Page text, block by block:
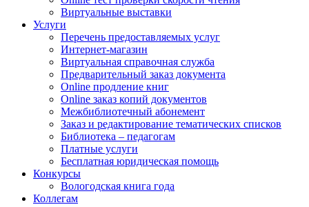
Виртуальные выставки
Услуги
Перечень предоставляемых услуг
Интернет-магазин
Виртуальная справочная служба
Предварительный заказ документа
Online продление книг
Online заказ копий документов
Межбиблиотечный абонемент
Заказ и редактирование тематических списков
Библиотека – педагогам
Платные услуги
Бесплатная юридическая помощь
Конкурсы
Вологодская книга года
Коллегам